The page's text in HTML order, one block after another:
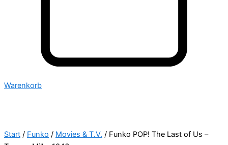
Warenkorb
Start / Funko / Movies & T.V. / Funko POP! The Last of Us –